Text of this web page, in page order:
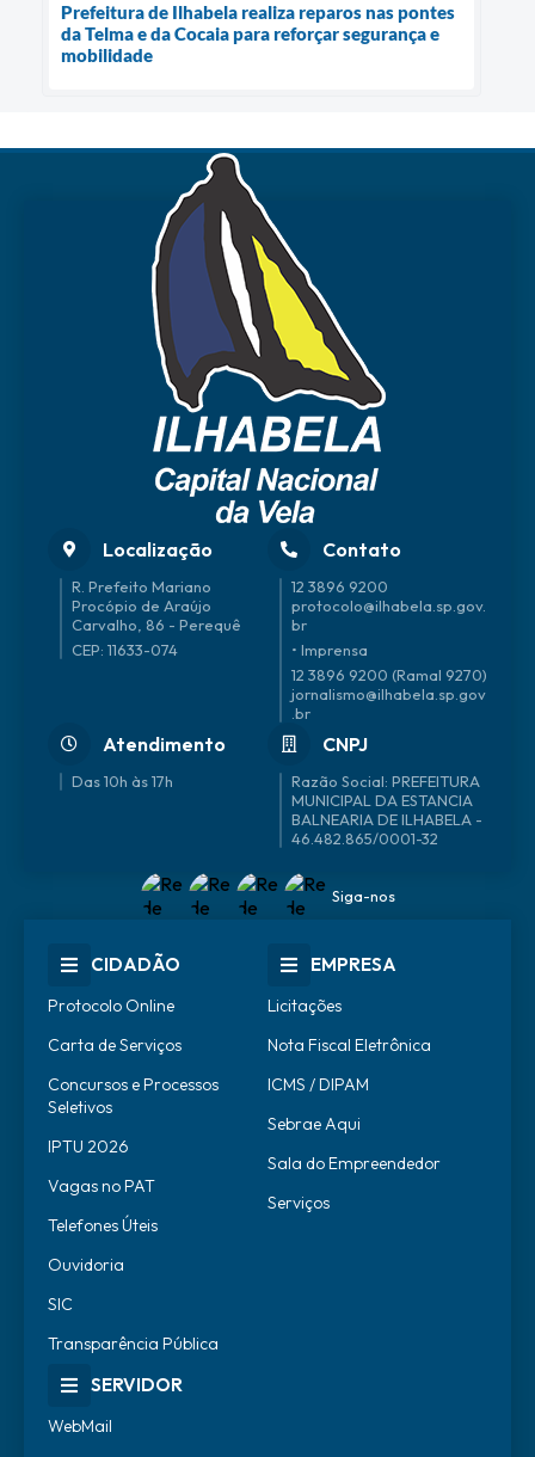
Prefeitura de Ilhabela realiza reparos nas pontes
da Telma e da Cocaia para reforçar segurança e
mobilidade
Localização
R. Prefeito Mariano
Procópio de Araújo
Carvalho, 86 - Perequê
CEP: 11633-074
Contato
12 3896 9200
protocolo@ilhabela.sp.gov.
br
• Imprensa
12 3896 9200 (Ramal 9270)
jornalismo@ilhabela.sp.gov
.br
Atendimento
Das 10h às 17h
CNPJ
46.482.865/0001-32
Siga-nos
CIDADÃO
Protocolo Online
Carta de Serviços
Concursos e Processos
Seletivos
IPTU 2026
Vagas no PAT
Telefones Úteis
Ouvidoria
SIC
Transparência Pública
EMPRESA
Licitações
Nota Fiscal Eletrônica
ICMS / DIPAM
Sebrae Aqui
Sala do Empreendedor
Serviços
SERVIDOR
WebMail